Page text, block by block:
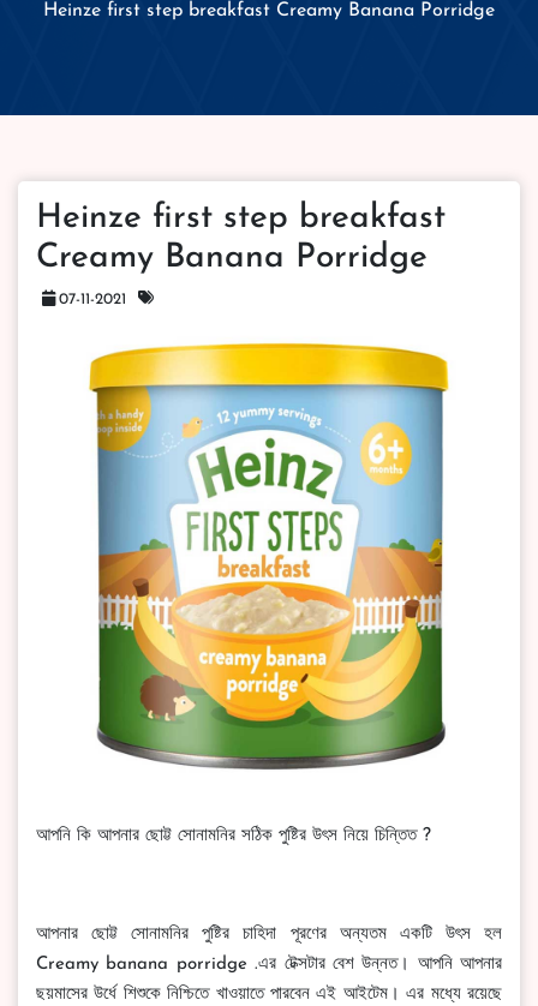
Heinze first step breakfast Creamy Banana Porridge
Heinze first step breakfast
Creamy Banana Porridge
07-11-2021
আপনি কি আপনার ছোট্ট সোনামনির সঠিক পুষ্টির উৎস নিয়ে চিন্তিত ?
আপনার ছোট্ট সোনামনির পুষ্টির চাহিদা পূরণের অন্যতম একটি উৎস হল
Creamy banana porridge .এর টেক্সটার বেশ উন্নত। আপনি আপনার
ছয়মাসের উর্ধে শিশুকে নিশ্চিতে খাওয়াতে পারবেন এই আইটেম। এর মধ্যে রয়েছে